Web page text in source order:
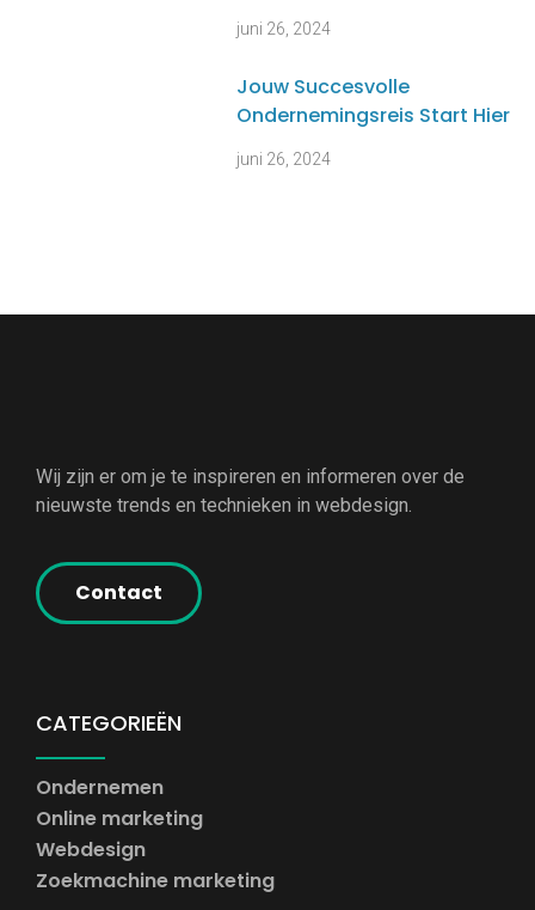
juni 26, 2024
Jouw Succesvolle
Ondernemingsreis Start Hier
juni 26, 2024
Wij zijn er om je te inspireren en informeren over de
nieuwste trends en technieken in webdesign.
Contact
CATEGORIEËN
Ondernemen
Online marketing
Webdesign
Zoekmachine marketing